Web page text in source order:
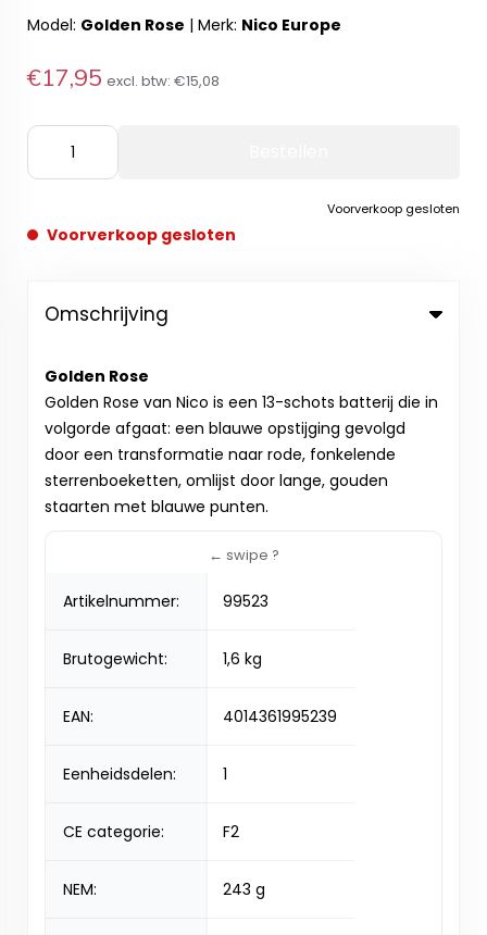
Model: Golden Rose | Merk: Nico Europe
€17,95 excl. btw: €15,08
Voorverkoop gesloten
Voorverkoop gesloten
Omschrijving
Golden Rose
Golden Rose van Nico is een 13-schots batterij die in
volgorde afgaat: een blauwe opstijging gevolgd
door een transformatie naar rode, fonkelende
sterrenboeketten, omlijst door lange, gouden
staarten met blauwe punten.
Artikelnummer: 99523
Brutogewicht: 1,6 kg
EAN: 4014361995239
Eenheidsdelen: 1
CE categorie: F2
NEM: 243 g